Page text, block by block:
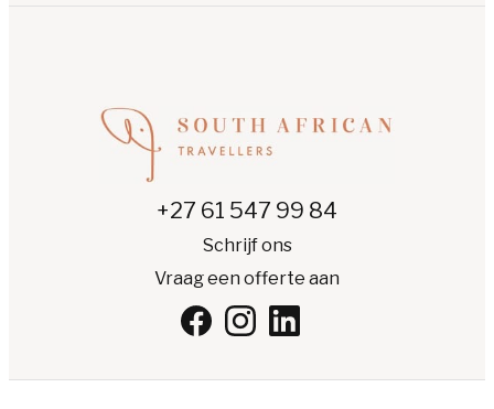
+27 61 547 99 84
Schrijf ons
Vraag een offerte aan